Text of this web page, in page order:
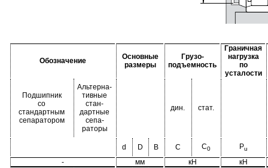
Обозначение
Основные
размеры
Грузо-
подъемность
Граничная
нагрузка
по
усталости
Подшипник
со
стандартным
сепаратором
Альтерна-
тивные
стан-
дартные
сепа-
раторы
дин. стат.
d D B C C0 Pu
- мм кН
кН